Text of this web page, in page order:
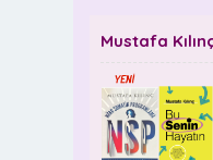
Mustafa